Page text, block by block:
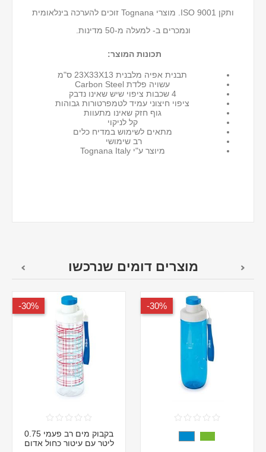
ותקן ISO 9001. מוצרי Tognana זוכים להערכה בינלאומית
ונמכרים ב- למעלה מ-50 מדינות.
תכונות המוצר:
תבנית אפיה מלבנית 23X33X13 ס"מ
עשויה פלדת Carbon Steel
4 שכבות ציפוי שיש שאינו נדבק
ציפוי חיצוני עמיד לטמפרטורות גבוהות
גוף חזק שאינו מתעוות
קל לניקוי
מתאים לשימוש במדיח כלים
רב שימושי
מיוצר ע"י Tognana Italy
מוצרים דומים שנרכשו
30%-
30%-
בקבוק מים רב פעמי 0.75
ליטר עם עיטור כחול אדום